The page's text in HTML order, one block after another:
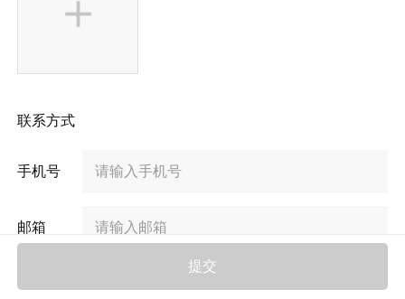
联系方式
手机号
邮箱
提交